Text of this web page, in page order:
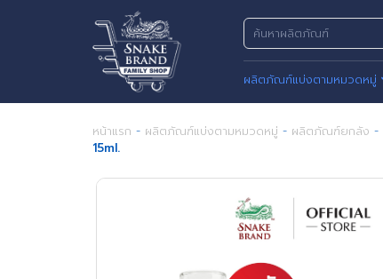
ผลิตภัณฑ์แบ่งตามหมวดหมู่
หน้าแรก - ผลิตภัณฑ์แบ่งตามหมวดหมู่ - ผลิตภัณฑ์ยกลัง -
15ml.